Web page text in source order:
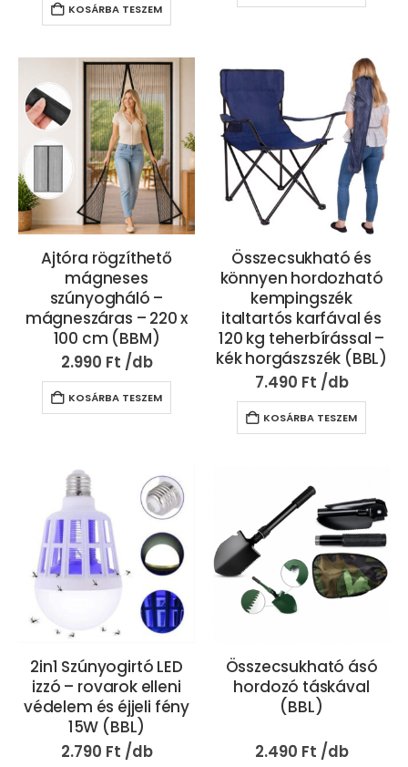
KOSÁRBA TESZEM
Ajtóra rögzíthető
mágneses
szúnyogháló –
mágneszáras – 220 x
100 cm (BBM)
2.990 Ft
KOSÁRBA TESZEM
Összecsukható és
könnyen hordozható
kempingszék
italtartós karfával és
120 kg teherbírással –
kék horgászszék (BBL)
7.490 Ft
KOSÁRBA TESZEM
2in1 Szúnyogirtó LED
izzó – rovarok elleni
védelem és éjjeli fény
15W (BBL)
2.790 Ft
Összecsukható ásó
hordozó táskával
(BBL)
2.490 Ft